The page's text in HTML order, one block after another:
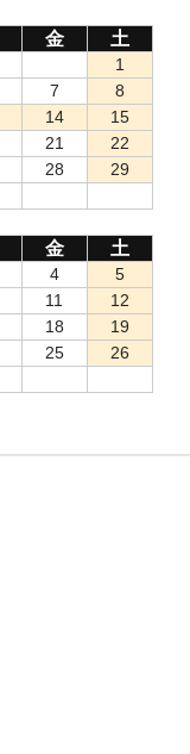
金 土
1
7
8
14
15
21
22
28
29
金 土
4
5
11
12
18
19
25
26